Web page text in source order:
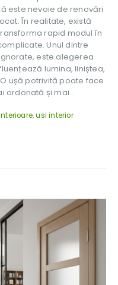
este nevoie de renovări
În realitate, există
rapid modul în
Unul dintre
este alegerea
lumina, liniștea,
ușă potrivită poate face
ordonată și mai...
,usi interior